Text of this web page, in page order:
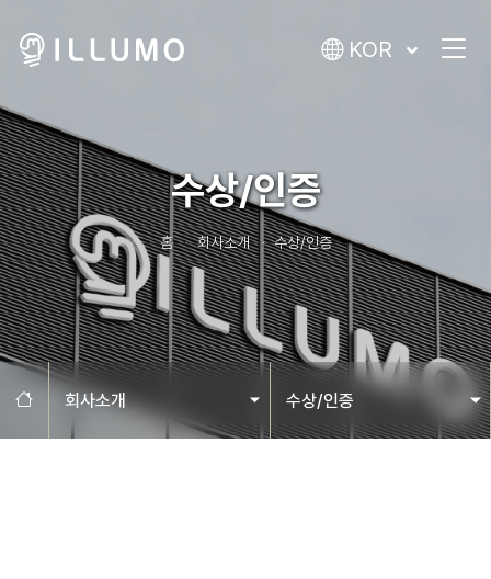
KOR
수상/인증
홈 회사소개 수상/인증
홈으로회사소개 수상/인증